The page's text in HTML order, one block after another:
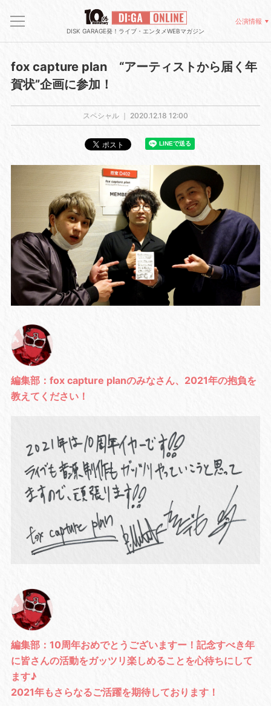
DISK GARAGE発！ライブ・エンタメWEBマガジン
公演情報
fox capture plan “アーティストから届く年
賀状”企画に参加！
スペシャル ｜ 2020.12.18 12:00
編集部：fox capture planのみなさん、2021年の抱負を
教えてください！
編集部：10周年おめでとうございますー！記念すべき年
に皆さんの活動をガッツリ楽しめることを心待ちにして
ます♪
2021年もさらなるご活躍を期待しております！